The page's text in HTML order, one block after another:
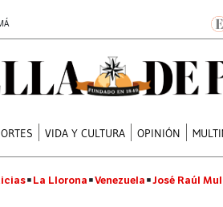
VIDA Y CULTURA OPINIÓN
La Llorona Venezuela José Raúl